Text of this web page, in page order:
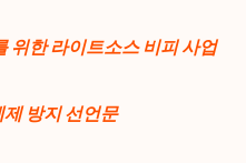
위한 라이트소스 비피 사업
방지 선언문